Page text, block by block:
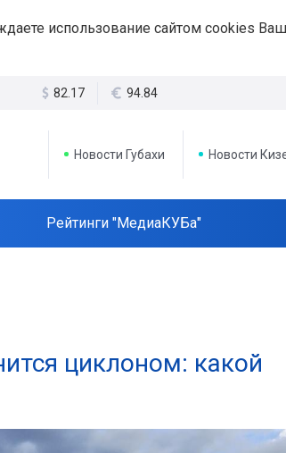
использование сайтом cookies
82.17 94.84
Новости Губахи Новости
Рейтинги "МедиаКУБа"
циклоном: какой